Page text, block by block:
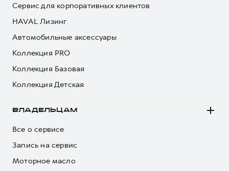
Сервис для корпоративных клиентов
HAVAL Лизинг
Автомобильные аксессуары
Коллекция PRO
Коллекция Базовая
Коллекция Детская
ВЛАДЕЛЬЦАМ
Все о сервисе
Запись на сервис
Моторное масло